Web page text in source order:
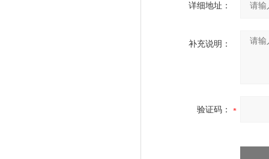
详细地址：
补充说明：
验证码：